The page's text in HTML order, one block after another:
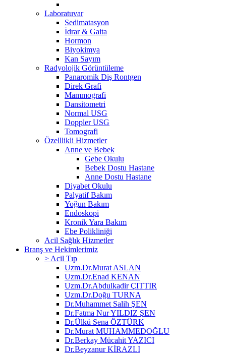
Laboratuvar
Sedimatasyon
İdrar & Gaita
Hormon
Biyokimya
Kan Sayım
Radyolojik Görüntüleme
Panaromik Diş Rontgen
Direk Grafi
Mammografi
Dansitometri
Normal USG
Doppler USG
Tomografi
Özelllikli Hizmetler
Anne ve Bebek
Gebe Okulu
Bebek Dostu Hastane
Anne Dostu Hastane
Diyabet Okulu
Palyatif Bakım
Yoğun Bakım
Endoskopi
Kronik Yara Bakım
Ebe Polikliniği
Acil Sağlık Hizmetler
Branş ve Hekimlerimiz
> Acil Tıp
Uzm.Dr.Murat ASLAN
Uzm.Dr.Enad KENAN
Uzm.Dr.Abdulkadir ÇITTIR
Uzm.Dr.Doğu TURNA
Dr.Muhammet Salih ŞEN
Dr.Fatma Nur YILDIZ ŞEN
Dr.Ülkü Sena ÖZTÜRK
Dr.Murat MUHAMMEDOĞLU
Dr.Berkay Mücahit YAZICI
Dr.Beyzanur KİRAZLI